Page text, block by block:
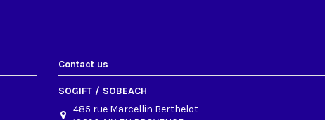
Contact us
SOGIFT / SOBEACH
485 rue Marcellin Berthelot